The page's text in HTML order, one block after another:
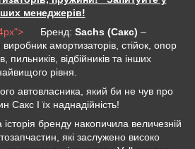
менеджерів!
Бренд: Sachs (Сакс) –
амортизаторів, стійок, опор
пильників, відбійників та інших
рівня.
автовласника, який би не чув про
Сакс І їх наднадійність!
бренду накопичила величезній
які заслужено високо